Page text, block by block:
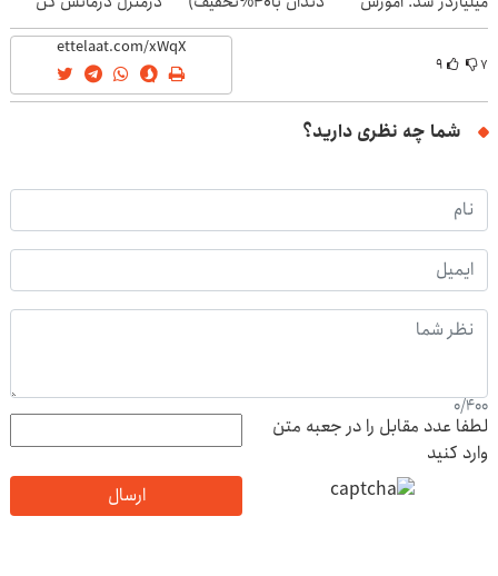
رایگان
۷ ۹
شما چه نظری دارید؟
0/400
لطفا عدد مقابل را در جعبه متن
وارد کنید
ارسال